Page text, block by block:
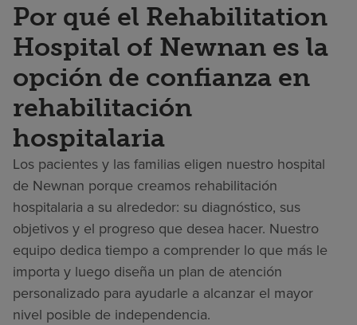
Por qué el Rehabilitation
Hospital of Newnan es la
opción de confianza en
rehabilitación
hospitalaria
Los pacientes y las familias eligen nuestro hospital
de Newnan porque creamos rehabilitación
hospitalaria a su alrededor: su diagnóstico, sus
objetivos y el progreso que desea hacer. Nuestro
equipo dedica tiempo a comprender lo que más le
importa y luego diseña un plan de atención
personalizado para ayudarle a alcanzar el mayor
nivel posible de independencia.